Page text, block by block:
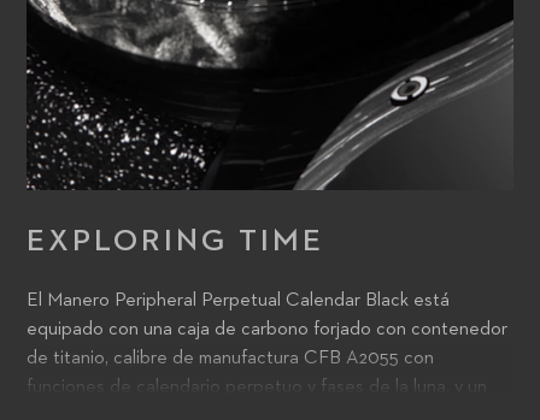
EXPLORING TIME
El Manero Peripheral Perpetual Calendar Black está
equipado con una caja de carbono forjado con contenedor
de titanio, calibre de manufactura CFB A2055 con
funciones de calendario perpetuo y fases de la luna, y un